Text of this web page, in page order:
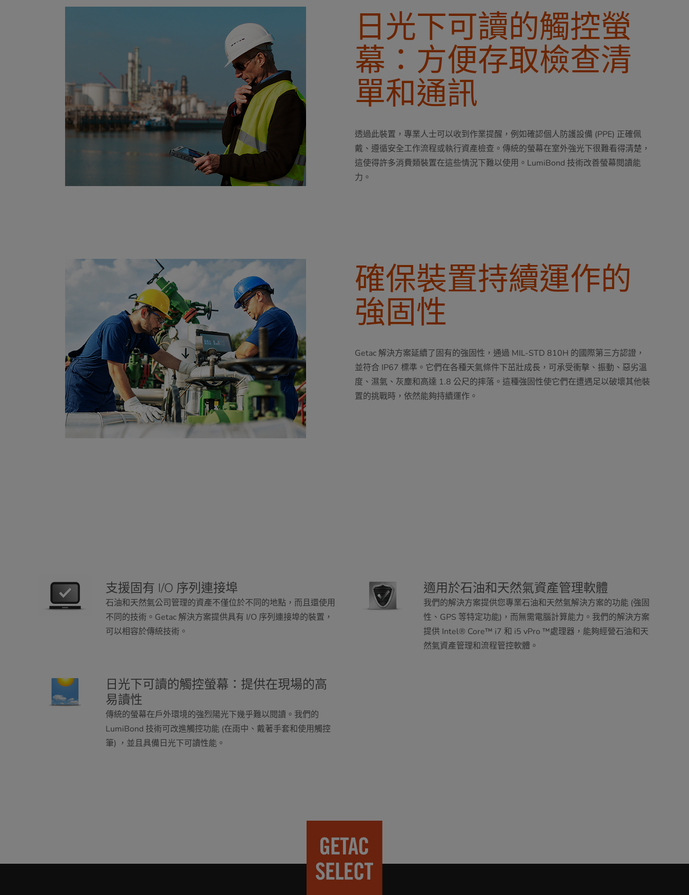
日光下可讀的觸控螢
幕：方便存取檢查清
單和通訊
透過此裝置，專業人士可以收到作業提醒，例如確認個人防護設備 (PPE) 正確佩
戴、遵循安全工作流程或執行資產檢查。傳統的螢幕在室外強光下很難看得清楚，
這使得許多消費類裝置在這些情況下難以使用。LumiBond 技術改善螢幕閱讀能
力。
確保裝置持續運作的
強固性
Getac 解決方案延續了固有的強固性，通過 MIL-STD 810H 的國際第三方認證，
並符合 IP67 標準。它們在各種天氣條件下茁壯成長，可承受衝擊、振動、惡劣溫
度、濕氣、灰塵和高達 1.8 公尺的摔落。這種強固性使它們在遭遇足以破壞其他裝
置的挑戰時，依然能夠持續運作。
支援固有 I/O 序列連接埠
石油和天然氣公司管理的資產不僅位於不同的地點，而且還使用
不同的技術。Getac 解決方案提供具有 I/O 序列連接埠的裝置，
可以相容於傳統技術。
適用於石油和天然氣資產管理軟體
我們的解決方案提供您專業石油和天然氣解決方案的功能 (強固
性、GPS 等特定功能)，而無需電腦計算能力。我們的解決方案
提供 Intel® Core™ i7 和 i5 vPro ™處理器，能夠經營石油和天
然氣資產管理和流程管控軟體。
日光下可讀的觸控螢幕：提供在現場的高
易讀性
傳統的螢幕在戶外環境的強烈陽光下幾乎難以閱讀。我們的
LumiBond 技術可改進觸控功能 (在雨中、戴著手套和使用觸控
筆) ，並且具備日光下可讀性能。